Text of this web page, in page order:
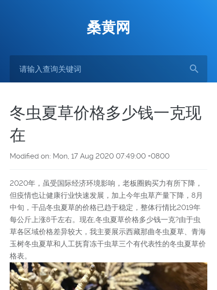
桑黄网
冬虫夏草价格多少钱一克现
在
Modified on: Mon, 17 Aug 2020 07:49:00 +0800
2020年，虽受国际经济环境影响，老板圈购买力有所下降，
但疫情也让健康行业快速发展，加上今年虫草产量下降，8月
中旬，干品冬虫夏草的价格已趋于稳定，整体行情比2019年
每公斤上涨8千左右。现在,冬虫夏草价格多少钱一克?由于虫
草各区域价格差异较大，我主要展示西藏那曲冬虫夏草、青海
玉树冬虫夏草和人工抚育冻干虫草三个有代表性的冬虫夏草价
格表。